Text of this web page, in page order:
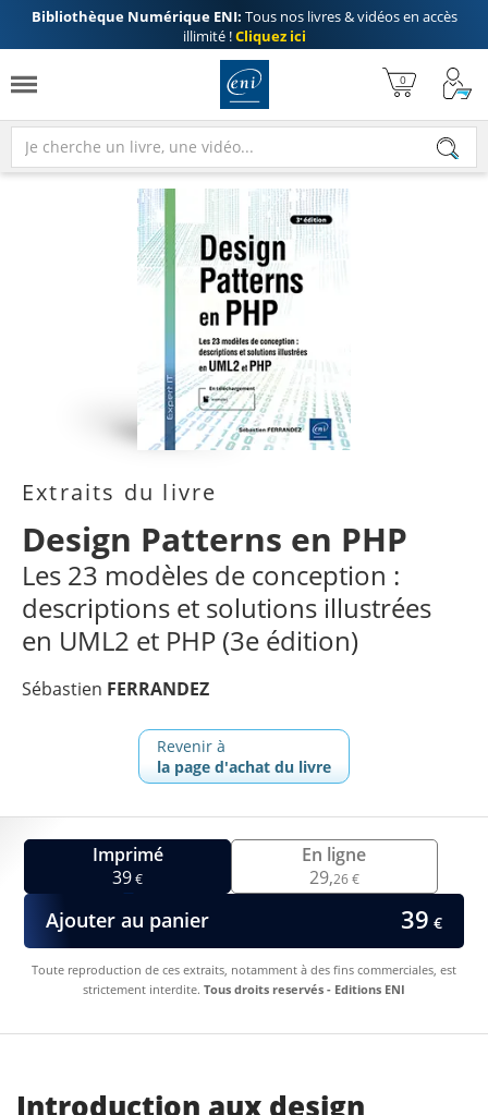
Bibliothèque Numérique ENI: Tous nos livres & vidéos en accès
illimité !Cliquez ici
Extraits du livre
Design Patterns en PHP
Les 23 modèles de conception :
descriptions et solutions illustrées
en UML2 et PHP (3e édition)
Sébastien FERRANDEZ
Revenir à
la page d'achat du livre
Imprimé
39€
En ligne
29,26 €
Ajouter au panier 39 €
Toute reproduction de ces extraits, notamment à des fins commerciales, est
strictement interdite. Tous droits reservés - Editions ENI
Introduction aux design